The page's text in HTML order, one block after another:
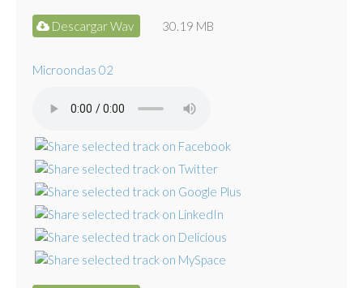
Descargar Wav 30.19 MB
Microondas 02